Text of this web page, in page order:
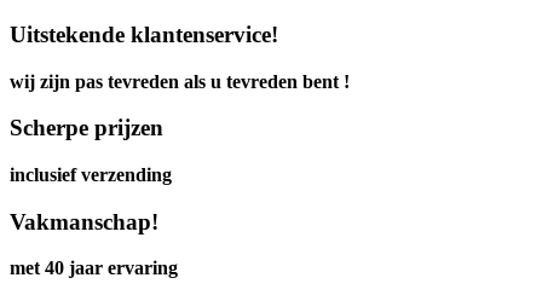
Uitstekende klantenservice!
wij zijn pas tevreden als u tevreden bent !
Scherpe prijzen
inclusief verzending
Vakmanschap!
met 40 jaar ervaring